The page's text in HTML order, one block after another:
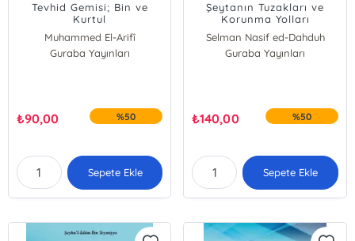
Tevhid Gemisi; Bin ve
Kurtul
Muhammed El-Arifî
Guraba Yayınları
₺90,00 %50
Sepete Ekle
Şeytanın Tuzakları ve
Korunma Yolları
Selman Nasif ed-Dahduh
Guraba Yayınları
₺140,00 %50
Sepete Ekle